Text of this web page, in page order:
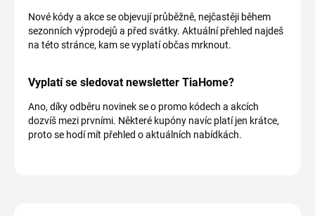
Nové kódy a akce se objevují průběžně, nejčastěji během
sezonních výprodejů a před svátky. Aktuální přehled najdeš
na této stránce, kam se vyplatí občas mrknout.
Vyplatí se sledovat newsletter TiaHome?
Ano, díky odběru novinek se o promo kódech a akcích
dozvíš mezi prvními. Některé kupóny navíc platí jen krátce,
proto se hodí mít přehled o aktuálních nabídkách.